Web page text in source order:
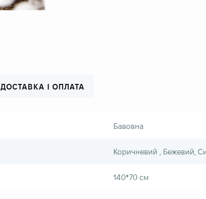
ДОСТАВКА І ОПЛАТА
Бавовна
Коричневий , Бежевий,
140*70 см